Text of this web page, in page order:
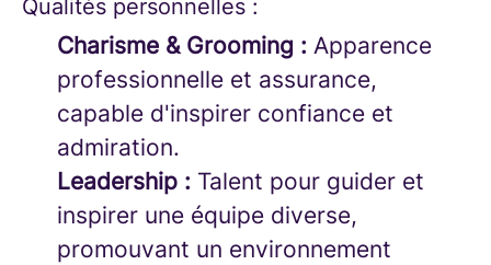
Qualités personnelles :
Charisme & Grooming : Apparence
professionnelle et assurance,
capable d'inspirer confiance et
admiration.
Leadership : Talent pour guider et
inspirer une équipe diverse,
promouvant un environnement